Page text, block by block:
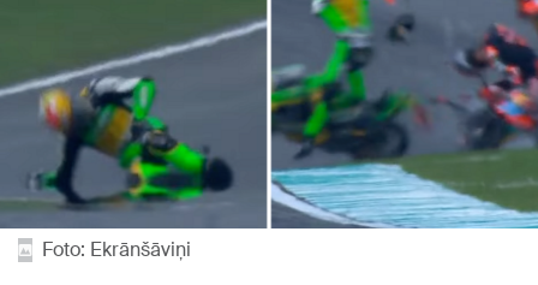
Foto: Ekrānšāviņi